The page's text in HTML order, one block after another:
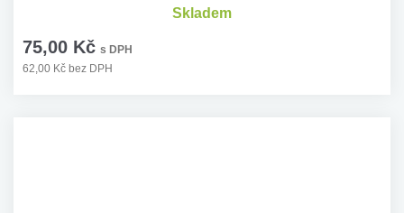
75,00 Kč s DPH
62,00 Kč bez DPH
Skladem